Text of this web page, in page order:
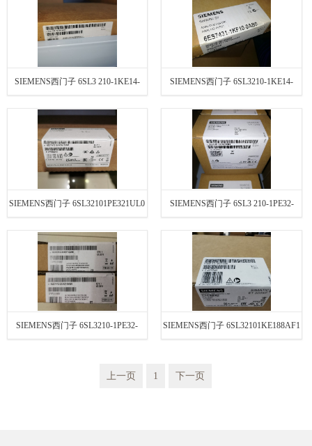
SIEMENS西门子 6SL3 210-1KE14-
3UF2
SIEMENS西门子 6SL3210-1KE14-
3UF2
SIEMENS西门子 6SL32101PE321UL0 SIEMENS西门子 6SL3 210-1PE32-
1UL0
SIEMENS西门子 6SL3210-1PE32- SIEMENS西门子 6SL32101KE188AF1
上一页 1 下一页